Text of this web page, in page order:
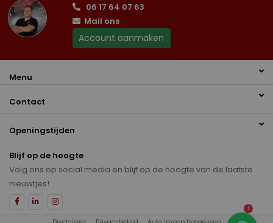
06 17 64 07 63
Mail ons
Account aanmaken
Menu
Contact
Openingstijden
Blijf op de hoogte
Volg ons op social media en blijf op de hoogte van de laatste
nieuwtjes!
1